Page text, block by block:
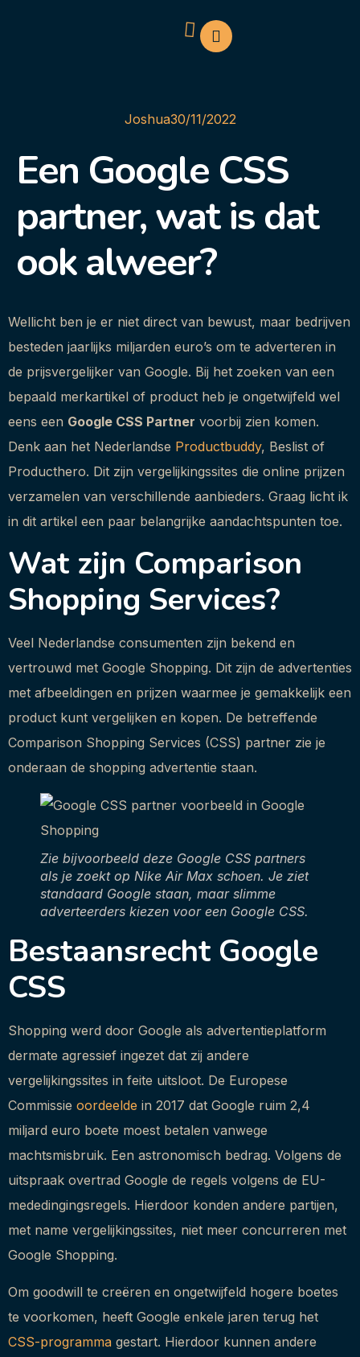
Joshua30/11/2022
Een Google CSS
partner, wat is dat
ook alweer?
Wellicht ben je er niet direct van bewust, maar bedrijven
besteden jaarlijks miljarden euro’s om te adverteren in
de prijsvergelijker van Google. Bij het zoeken van een
bepaald merkartikel of product heb je ongetwijfeld wel
eens een Google CSS Partner voorbij zien komen.
Denk aan het Nederlandse Productbuddy, Beslist of
Producthero. Dit zijn vergelijkingssites die online prijzen
verzamelen van verschillende aanbieders. Graag licht ik
in dit artikel een paar belangrijke aandachtspunten toe.
Wat zijn Comparison
Shopping Services?
Veel Nederlandse consumenten zijn bekend en
vertrouwd met Google Shopping. Dit zijn de advertenties
met afbeeldingen en prijzen waarmee je gemakkelijk een
product kunt vergelijken en kopen. De betreffende
Comparison Shopping Services (CSS) partner zie je
onderaan de shopping advertentie staan.
Zie bijvoorbeeld deze Google CSS partners
als je zoekt op Nike Air Max schoen. Je ziet
standaard Google staan, maar slimme
adverteerders kiezen voor een Google CSS.
Bestaansrecht Google
CSS
Shopping werd door Google als advertentieplatform
dermate agressief ingezet dat zij andere
vergelijkingssites in feite uitsloot. De Europese
Commissie oordeelde in 2017 dat Google ruim 2,4
miljard euro boete moest betalen vanwege
machtsmisbruik. Een astronomisch bedrag. Volgens de
uitspraak overtrad Google de regels volgens de EU-
mededingingsregels. Hierdoor konden andere partijen,
met name vergelijkingssites, niet meer concurreren met
Google Shopping.
Om goodwill te creëren en ongetwijfeld hogere boetes
te voorkomen, heeft Google enkele jaren terug het
CSS-programma gestart. Hierdoor kunnen andere